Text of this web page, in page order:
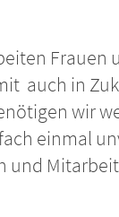
auch in
wir
einmal
und